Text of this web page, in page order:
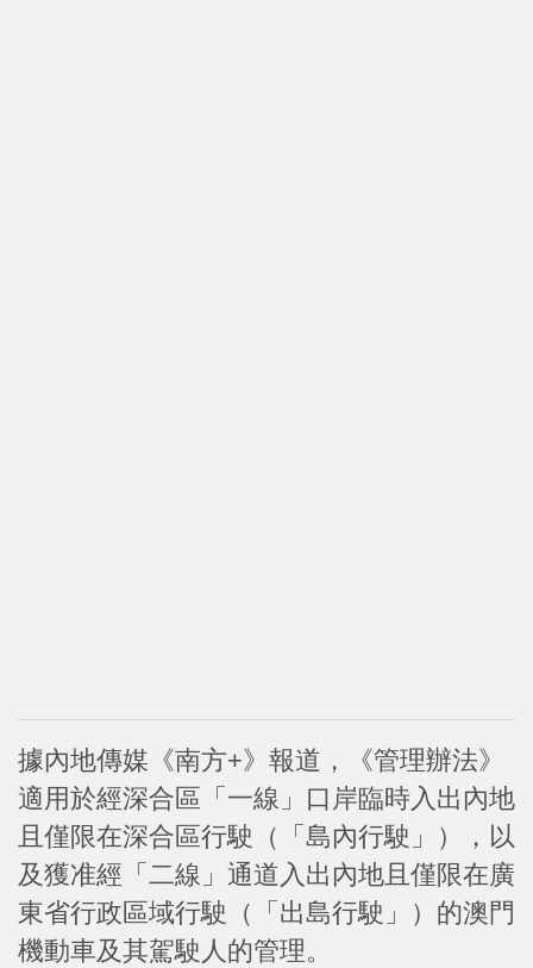
據內地傳媒《南方+》報道，《管理辦法》
適用於經深合區「一線」口岸臨時入出內地
且僅限在深合區行駛（「島內行駛」），以
及獲准經「二線」通道入出內地且僅限在廣
東省行政區域行駛（「出島行駛」）的澳門
機動車及其駕駛人的管理。